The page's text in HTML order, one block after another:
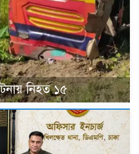
নিহত ১৫